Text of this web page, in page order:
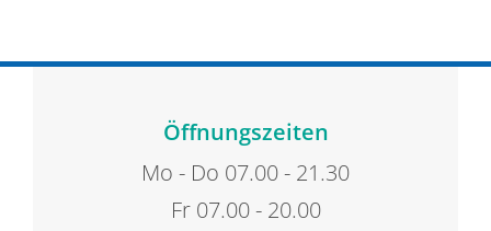
Öffnungszeiten
Mo - Do 07.00 - 21.30
Fr 07.00 - 20.00